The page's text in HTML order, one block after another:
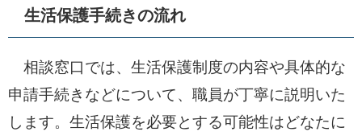
生活保護手続きの流れ
相談窓口では、生活保護制度の内容や具体的な
申請手続きなどについて、職員が丁寧に説明いた
します。生活保護を必要とする可能性はどなたに